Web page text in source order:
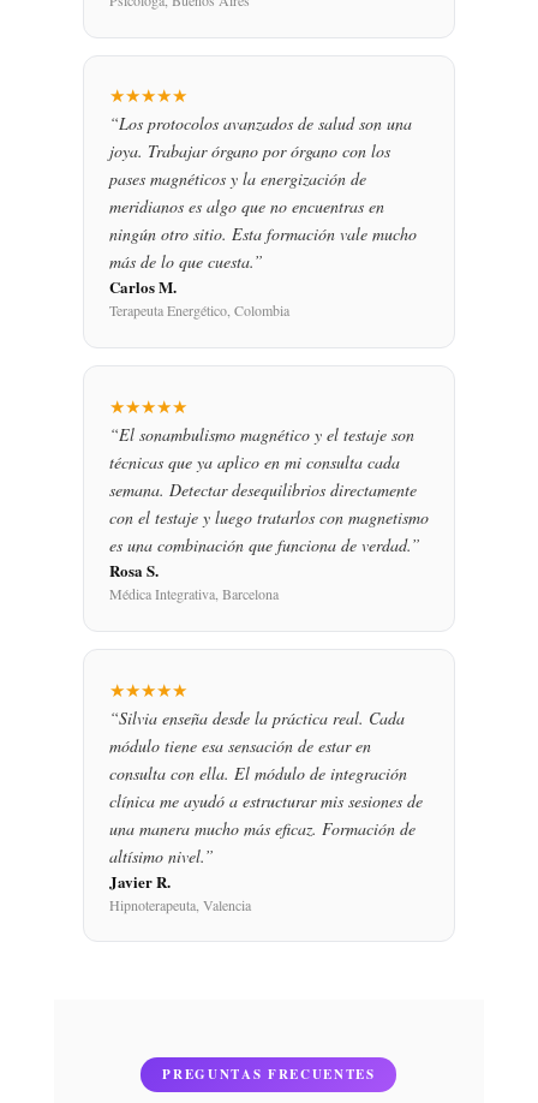
★★★★★
“Los protocolos avanzados de salud son una
joya. Trabajar órgano por órgano con los
pases magnéticos y la energización de
meridianos es algo que no encuentras en
ningún otro sitio. Esta formación vale mucho
más de lo que cuesta.”
Carlos M.
Terapeuta Energético, Colombia
★★★★★
“El sonambulismo magnético y el testaje son
técnicas que ya aplico en mi consulta cada
semana. Detectar desequilibrios directamente
con el testaje y luego tratarlos con magnetismo
es una combinación que funciona de verdad.”
Rosa S.
Médica Integrativa, Barcelona
★★★★★
“Silvia enseña desde la práctica real. Cada
módulo tiene esa sensación de estar en
consulta con ella. El módulo de integración
clínica me ayudó a estructurar mis sesiones de
una manera mucho más eficaz. Formación de
altísimo nivel.”
Javier R.
Hipnoterapeuta, Valencia
PREGUNTAS FRECUENTES